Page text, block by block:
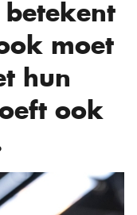
moet
hun
ook